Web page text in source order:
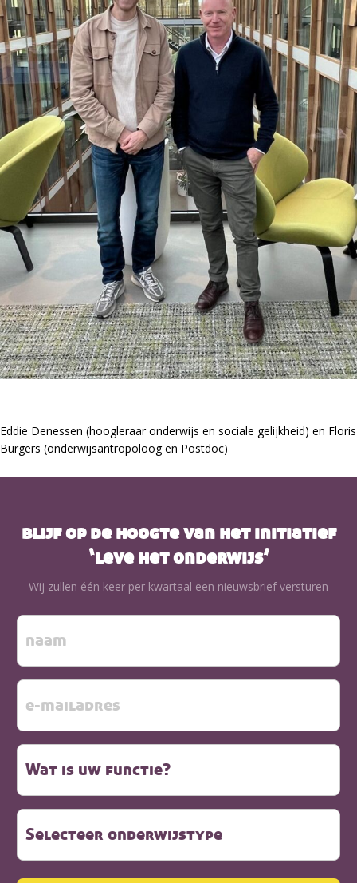
Eddie Denessen (hoogleraar onderwijs en sociale gelijkheid) en Floris
Burgers (onderwijsantropoloog en Postdoc)
blijf op de hoogte van het initiatief
‘leve het onderwijs’
Wij zullen één keer per kwartaal een nieuwsbrief versturen